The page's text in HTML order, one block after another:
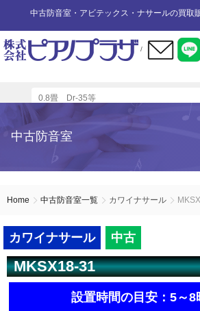
中古防音室・アビテックス・ナサールの買取
/
カワイ防
ユニットタ
ペット用防
防音室
展示品リ
アビテックス2畳
アビテック
防音室
防音室
防音室設置の
防音室内へのピ
設置スペースの
エアコンの設
インフォメ
商品の購入に
店舗までの案
中古防音室
Home 中古防音室一覧 カワイナサール
カワイナサール 中古
MKSX18-31
設置時間の目安：5～8